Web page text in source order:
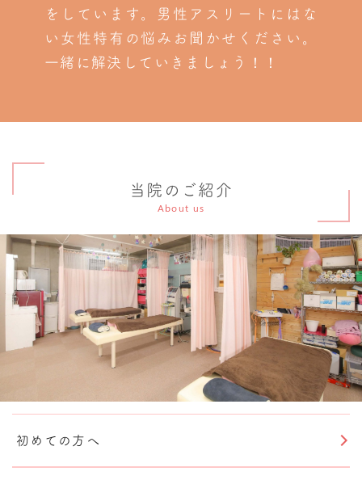
をしています。男性アスリートにはな
い女性特有の悩みお聞かせください。
一緒に解決していきましょう！！
当院のご紹介
About us
初めての方へ